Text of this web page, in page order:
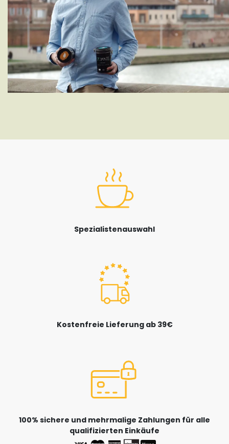
Spezialistenauswahl
Kostenfreie Lieferung ab 39€
100% sichere und mehrmalige Zahlungen für alle
qualifizierten Einkäufe